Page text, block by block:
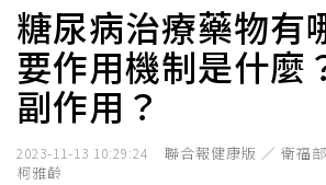
糖尿病治療藥物有
要作用機制是什麼
副作用？
2023-11-13 10:29:24
聯合報健康版 ／ 衛福
柯雅齡